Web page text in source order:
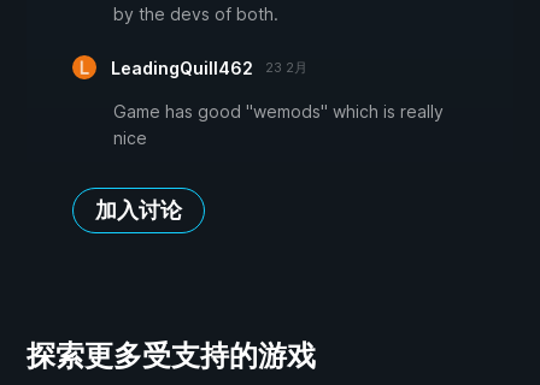
by the devs of both.
LeadingQuill462 23 2月
Game has good "wemods" which is really
nice
加入讨论
探索更多受支持的游戏